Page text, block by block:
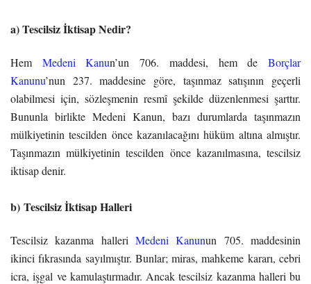
a) Tescilsiz İktisap Nedir?
Hem Medeni Kanun’un 706. maddesi, hem deBorçlar
Kanunu’nun 237. maddesine göre, taşınmaz satışının geçerli
olabilmesi için, sözleşmenin resmî şekilde düzenlenmesi şarttır.
Bununla birlikte Medeni Kanun, bazı durumlarda taşınmazın
mülkiyetinin tescilden önce kazanılacağını hüküm altına almıştır.
Taşınmazın mülkiyetinin tescilden önce kazanılmasına, tescilsiz
iktisap denir.
b) Tescilsiz İktisap Halleri
Tescilsiz kazanma halleri Medeni Kanunun 705. maddesinin
ikinci fıkrasında sayılmıştır. Bunlar; miras, mahkeme kararı, cebri
icra, işgal ve kamulaştırmadır. Ancak tescilsiz kazanma halleri bu